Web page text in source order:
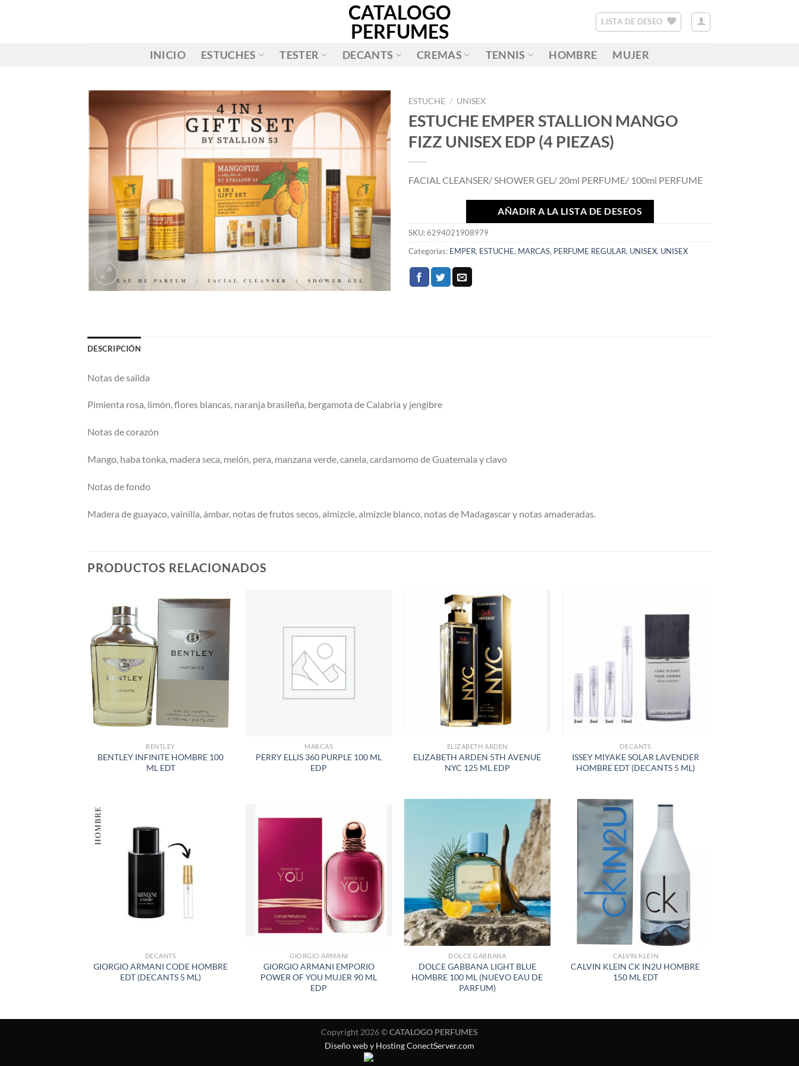
CATALOGO
PERFUMES
LISTA DE DESEO
INICIO ESTUCHES TESTER DECANTS CREMAS TENNIS HOMBRE MUJER
AÑADIR
A LA
DESEOS
ESTUCHE / UNISEX
ESTUCHE EMPER STALLION MANGO
FIZZ UNISEX EDP (4 PIEZAS)
FACIAL CLEANSER/ SHOWER GEL/ 20ml PERFUME/ 100ml PERFUME
AÑADIR A LA LISTA DE DESEOS
SKU:6294021908979
Categorías: EMPER, ESTUCHE, MARCAS, PERFUME REGULAR, UNISEX, UNISEX
DESCRIPCIÓN
Notas de salida
Pimienta rosa, limón, flores blancas, naranja brasileña, bergamota de Calabria y jengibre
Notas de corazón
Mango, haba tonka, madera seca, melón, pera, manzana verde, canela, cardamomo de Guatemala y clavo
Notas de fondo
Madera de guayaco, vainilla, ámbar, notas de frutos secos, almizcle, almizcle blanco, notas de Madagascar y notas amaderadas.
PRODUCTOS RELACIONADOS
A LA
LISTA
DE
DESEOS
BENTLEY
BENTLEY INFINITE HOMBRE 100
ML EDT
MARCAS
PERRY ELLIS 360 PURPLE 100 ML
EDP
LISTA
ELIZABETH ARDEN
ELIZABETH ARDEN 5TH AVENUE
NYC 125 ML EDP
DESEOS
DECANTS
ISSEY MIYAKE SOLAR LAVENDER
HOMBRE EDT (DECANTS 5 ML)
DESEOS
DECANTS
GIORGIO ARMANI CODE HOMBRE
EDT (DECANTS 5 ML)
AÑADIR
A LA
LISTA
DE
GIORGIO ARMANI
GIORGIO ARMANI EMPORIO
POWER OF YOU MUJER 90 ML
EDP
AÑADIR
A LA
LISTA
DE
DESEOS
DOLCE GABBANA
DOLCE GABBANA LIGHT BLUE
HOMBRE 100 ML (NUEVO EAU DE
PARFUM)
AÑADIR
A LA
LISTA
DESEOS
CALVIN KLEIN
CALVIN KLEIN CK IN2U HOMBRE
150 ML EDT
Copyright 2026 ©CATALOGO PERFUMES
Diseño web y Hosting ConectServer.com